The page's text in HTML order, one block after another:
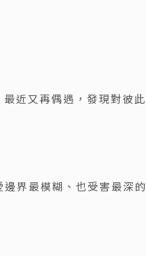
近又再偶遇，發現對彼此
界最模糊、也受害最深的